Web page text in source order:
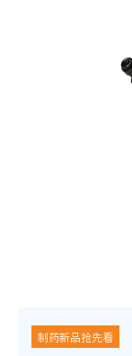
制药新品抢先看